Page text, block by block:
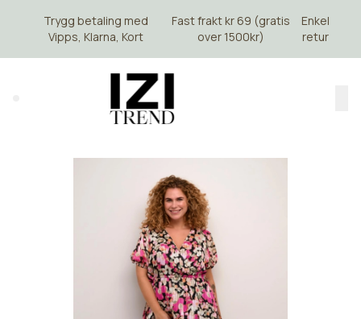
Trygg betaling med
Vipps, Klarna, Kort
Fast frakt kr 69 (gratis
over 1500kr)
Enkel
retur